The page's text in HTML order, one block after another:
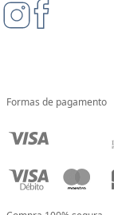
Formas de pagamento